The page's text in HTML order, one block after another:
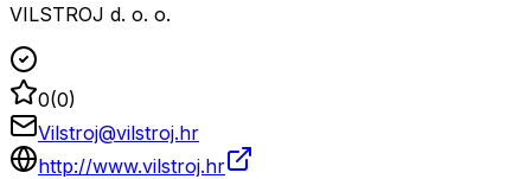
VILSTROJ d. o. o.
0(0)
Vilstroj@vilstroj.hr
http://www.vilstroj.hr